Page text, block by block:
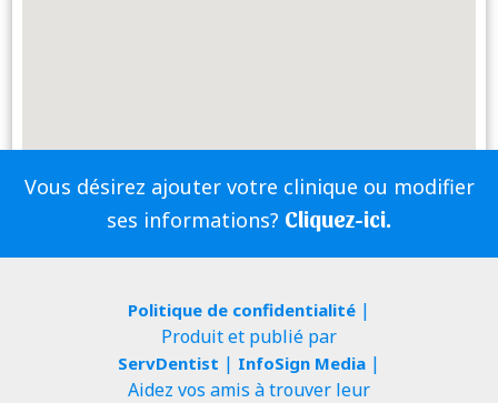
Vous désirez ajouter votre clinique ou modifier
ses informations? Cliquez-ici.
Politique de confidentialité|
Produit et publié par
ServDentist | InfoSign Media|
Aidez vos amis à trouver leur